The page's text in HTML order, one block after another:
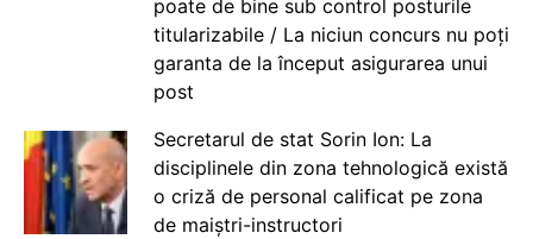
poate de bine sub control posturile
titularizabile / La niciun concurs nu poți
garanta de la început asigurarea unui
post
Secretarul de stat Sorin Ion: La
disciplinele din zona tehnologică există
o criză de personal calificat pe zona
de maiștri-instructori